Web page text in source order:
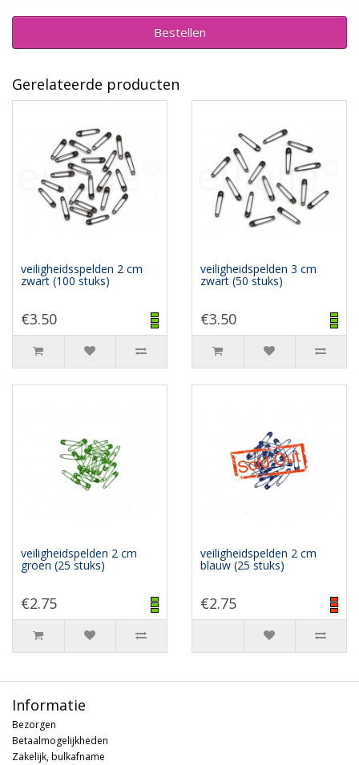
Bestellen
Gerelateerde producten
veiligheidsspelden 2 cm
zwart (100 stuks)
€3.50
veiligheidspelden 3 cm
zwart (50 stuks)
€3.50
veiligheidspelden 2 cm
groen (25 stuks)
€2.75
veiligheidspelden 2 cm
blauw (25 stuks)
€2.75
Informatie
Bezorgen
Betaalmogelijkheden
Zakelijk, bulkafname